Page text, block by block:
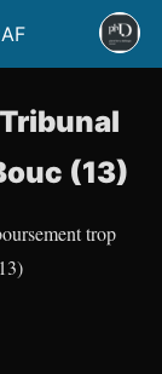
(13)
trop